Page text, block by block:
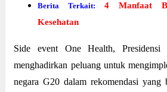
Berita Terkait: 4 Manfaat
Kesehatan
Side event One Health, Presidensi
menghadirkan peluang untuk
negara G20 dalam rekomendasi